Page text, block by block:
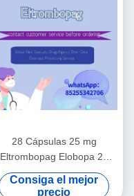
28 Cápsulas 25 mg
Eltrombopag Elobopa 25
Medicamentos para la
trombocitopenia
Consiga el mejor
precio